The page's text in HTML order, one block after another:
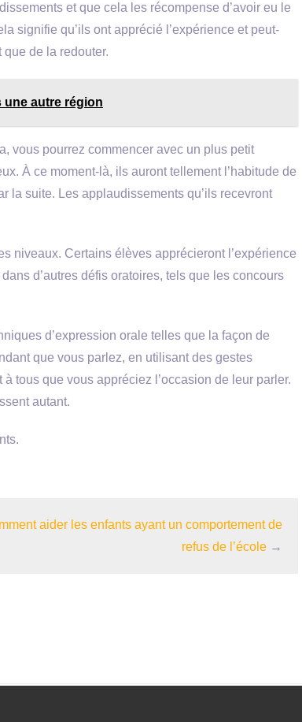
et que cela les récompense d’avoir eu le
signifie qu’ils ont apprécié l’expérience et peut-
de la redouter.
autre région
vous pourrez commencer avec un plus petit
À ce moment-là, ils auront tellement l’habitude de
la suite. Les applaudissements qu’ils recevront
niveaux. Certains élèves apprécieront l’expérience
d’autres défis oratoires, tels que les concours
d’expression orale telles que la façon de
que vous parlez, en utilisant des gestes
tous que vous appréciez l’occasion de leur parler.
autant.
aider les enfants ayant un comportement de
refus de l’école→